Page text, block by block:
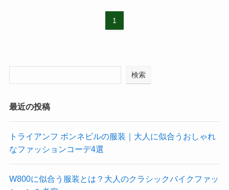
1
検索
最近の投稿
トライアンフ ボンネビルの服装｜大人に似合うおしゃれ
なファッションコーデ4選
W800に似合う服装とは？大人のクラシックバイクファッ